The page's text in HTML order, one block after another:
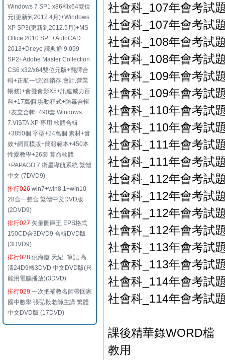
Windows 7 SP1 x86和x64雙位
元(更新到2012.4月)+Windows
XP SP3(更新到2012.5月)+MS
Office 2010 SP1+AutoCAD
2013+Dr.eye 譯典通 9.099
SP2+Adobe Master Collection
CS6 x32/x64雙位元版+翻譯合
輯+正航一號(進銷存.會計.營業
帳務)+會聲會影X5+訊連威力百
科+17萬個 驅動程式+防毒合輯
+友立合輯+490套 Windows
7.VISTA.XP 專用 軟體合輯
+3850個 字型+24萬個 素材+音
效+網頁模版+簡報範本+450本
性愛教學+26套 算命軟體
+PAPAGO 7 衛星導航系統 繁體
中文 (7DVD9)
排行026 win7+win8.1+win10
28合一整合 繁體中文DVD版
(2DVD9)
排行027 矢量圖庫王 EPS格式
150CD合3DVD9 合輯DVD版
(3DVD9)
排行028 倪海廈 天紀+筆記 高
清24D9轉3DVD 中文DVD版(只
能用電腦播放)(3DVD)
排行029 一次把補教名師帶回家
國中數學 張弘毅老師主講 繁體
中文DVD版 (17DVD)
社會科_107年會考試
社會科_107年會考試
社會科_108年會考試
社會科_108年會考試
社會科_109年會考試
社會科_109年會考試
社會科_110年會考試
社會科_110年會考試
社會科_111年會考試
社會科_111年會考試
社會科_112年會考試
社會科_112年會考試
社會科_112年會考試
社會科_112年會考試
社會科_113年會考試
社會科_113年會考試
社會科_114年會考試
社會科_114年會考試
課後精華錄WORD檔
教用